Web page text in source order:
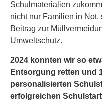
Schulmaterialien
nicht nur Familien in
Beitrag zur
Umweltschutz.
2024 konnten wir so
Entsorgung retten und
personalisierten
erfolgreichen